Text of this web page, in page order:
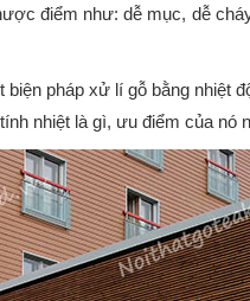
điểm như: dễ mục, dễ
pháp xử lí gỗ bằng nhiệt
nhiệt là gì, ưu điểm của nó